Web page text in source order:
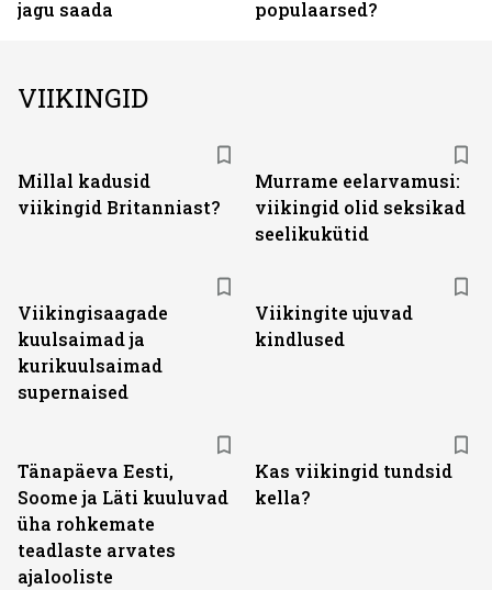
jagu saada
populaarsed?
VIIKINGID
Millal kadusid
viikingid Britanniast?
Murrame eelarvamusi:
viikingid olid seksikad
seelikukütid
Viikingisaagade
kuulsaimad ja
kurikuulsaimad
supernaised
Viikingite ujuvad
kindlused
Tänapäeva Eesti,
Soome ja Läti kuuluvad
üha rohkemate
teadlaste arvates
ajalooliste
Kas viikingid tundsid
kella?